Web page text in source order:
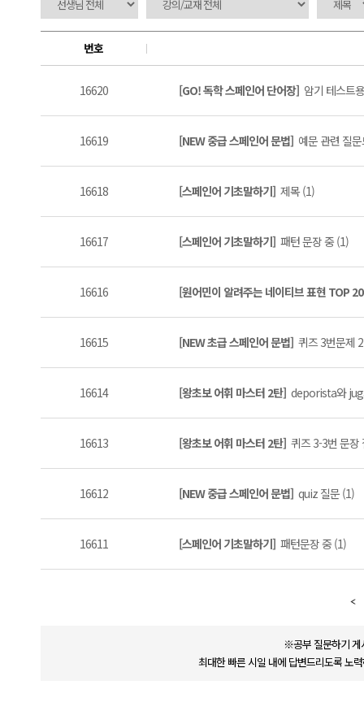
번호
16620 [GO! 독학 스페인어 단어장] 암기 테스트
16619 [NEW 중급 스페인어 문법] 예문 관련 질
16618 [스페인어 기초말하기] 제목 (1)
16617 [스페인어 기초말하기] 패턴 문장 중 (1)
16616 [원어민이 알려주는 네이티브 표현 TOP
16615 [NEW 초급 스페인어 문법] 퀴즈 3번문제
16614 [왕초보 어휘 마스터 2탄] deporista와
16613 [왕초보 어휘 마스터 2탄] 퀴즈 3-3번 문장
16612 [NEW 중급 스페인어 문법] quiz 질문 (1)
16611 [스페인어 기초말하기] 패턴문장 중 (1)
※공부 질문하기 게
최대한 빠른 시일 내에 답변드리도록 노